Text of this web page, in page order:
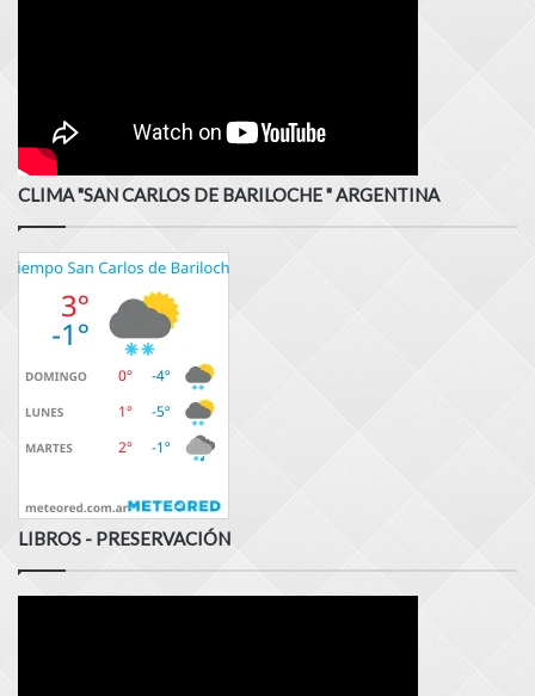
CLIMA "SAN CARLOS DE BARILOCHE " ARGENTINA
LIBROS - PRESERVACIÓN